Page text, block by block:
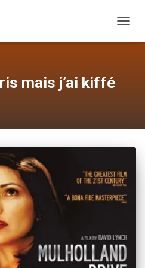
mais j’ai kiffé